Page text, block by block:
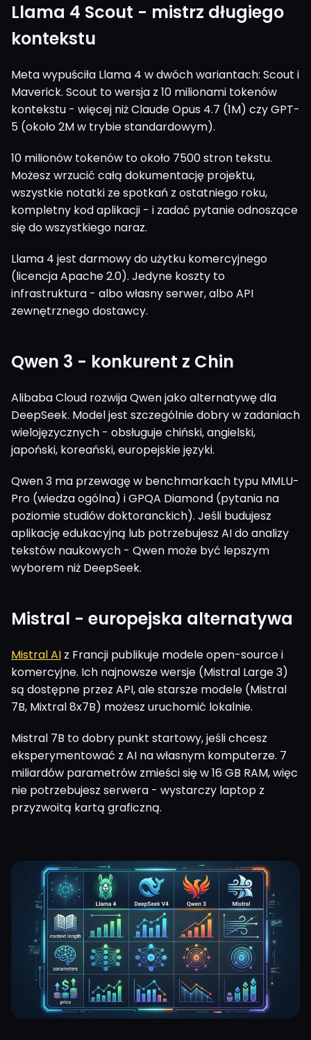
Llama 4 Scout - mistrz długiego
kontekstu
Meta wypuściła Llama 4 w dwóch wariantach: Scout i
Maverick. Scout to wersja z 10 milionami tokenów
kontekstu - więcej niż Claude Opus 4.7 (1M) czy GPT-
5 (około 2M w trybie standardowym).
10 milionów tokenów to około 7500 stron tekstu.
Możesz wrzucić całą dokumentację projektu,
wszystkie notatki ze spotkań z ostatniego roku,
kompletny kod aplikacji - i zadać pytanie odnoszące
się do wszystkiego naraz.
Llama 4 jest darmowy do użytku komercyjnego
(licencja Apache 2.0). Jedyne koszty to
infrastruktura - albo własny serwer, albo API
zewnętrznego dostawcy.
Qwen 3 - konkurent z Chin
Alibaba Cloud rozwija Qwen jako alternatywę dla
DeepSeek. Model jest szczególnie dobry w zadaniach
wielojęzycznych - obsługuje chiński, angielski,
japoński, koreański, europejskie języki.
Qwen 3 ma przewagę w benchmarkach typu MMLU-
Pro (wiedza ogólna) i GPQA Diamond (pytania na
poziomie studiów doktoranckich). Jeśli budujesz
aplikację edukacyjną lub potrzebujesz AI do analizy
tekstów naukowych - Qwen może być lepszym
wyborem niż DeepSeek.
Mistral - europejska alternatywa
Mistral AI z Francji publikuje modele open-source i
komercyjne. Ich najnowsze wersje (Mistral Large 3)
są dostępne przez API, ale starsze modele (Mistral
7B, Mixtral 8x7B) możesz uruchomić lokalnie.
Mistral 7B to dobry punkt startowy, jeśli chcesz
eksperymentować z AI na własnym komputerze. 7
miliardów parametrów zmieści się w 16 GB RAM, więc
nie potrzebujesz serwera - wystarczy laptop z
przyzwoitą kartą graficzną.